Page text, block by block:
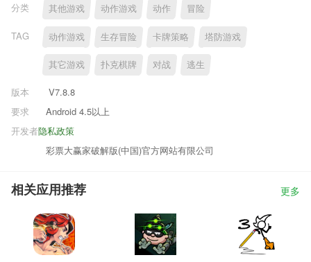
分类
其他游戏 动作游戏 动作 冒险
TAG 动作游戏 生存冒险 卡牌策略 塔防游戏
其它游戏 扑克棋牌 对战 逃生
版本
V7.8.8
要求
Android 4.5以上
隐私政策
开发者
彩票大赢家破解版(中国)官方网站有限公司
相关应用推荐 更多